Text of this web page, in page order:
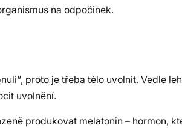
na odpočinek.
proto je třeba tělo uvolnit. Vedle
uvolnění.
produkovat melatonin – hormon,